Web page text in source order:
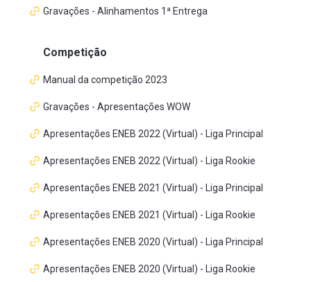
Gravações - Alinhamentos 1ª Entrega
Competição
Manual da competição 2023
Gravações - Apresentações WOW
Apresentações ENEB 2022 (Virtual) - Liga Principal
Apresentações ENEB 2022 (Virtual) - Liga Rookie
Apresentações ENEB 2021 (Virtual) - Liga Principal
Apresentações ENEB 2021 (Virtual) - Liga Rookie
Apresentações ENEB 2020 (Virtual) - Liga Principal
Apresentações ENEB 2020 (Virtual) - Liga Rookie